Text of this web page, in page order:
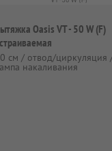
Oasis VT - 50 W (F)
см / отвод/циркуляция
накаливания